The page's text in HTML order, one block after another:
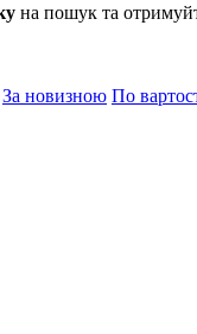
на пошук та
За новизною По